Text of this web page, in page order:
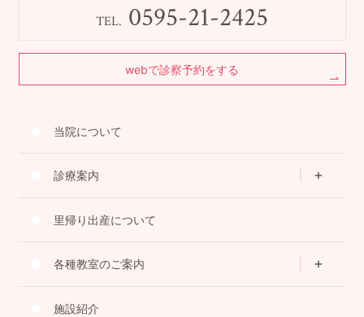
TEL. 0595-21-2425
webで診察予約をする
当院について
診療案内
里帰り出産について
各種教室のご案内
施設紹介